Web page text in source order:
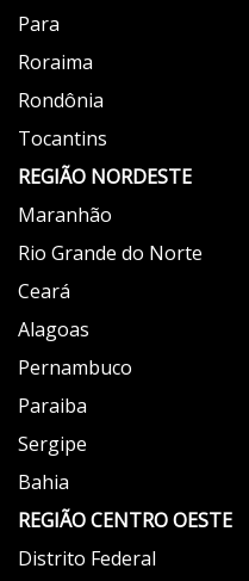
Para
Roraima
Rondônia
Tocantins
REGIÃO NORDESTE
Maranhão
Rio Grande do Norte
Ceará
Alagoas
Pernambuco
Paraiba
Sergipe
Bahia
REGIÃOCENTRO OESTE
Distrito Federal